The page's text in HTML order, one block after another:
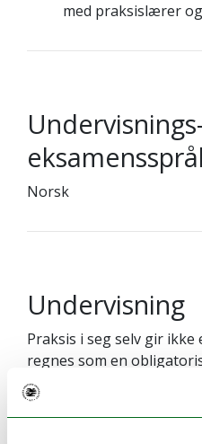
med praksislærer
Norsk
Undervisning
Praksis i seg selv gir
regnes som en
utdanning. Praksis
høstsemesteret. Praksis